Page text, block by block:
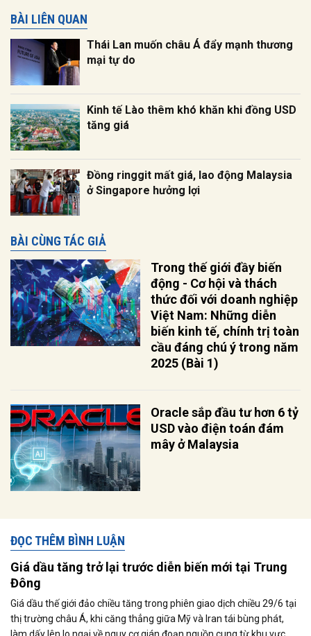
BÀI LIÊN QUAN
Thái Lan muốn châu Á đẩy mạnh thương
mại tự do
Kinh tế Lào thêm khó khăn khi đồng USD
tăng giá
Đồng ringgit mất giá, lao động Malaysia
ở Singapore hưởng lợi
BÀI CÙNG TÁC GIẢ
Trong thế giới đầy biến
động - Cơ hội và thách
thức đối với doanh nghiệp
Việt Nam: Những diễn
biến kinh tế, chính trị toàn
cầu đáng chú ý trong năm
2025 (Bài 1)
Oracle sắp đầu tư hơn 6 tỷ
USD vào điện toán đám
mây ở Malaysia
ĐỌC THÊM BÌNH LUẬN
Giá dầu tăng trở lại trước diễn biến mới tại Trung
Đông
Giá dầu thế giới đảo chiều tăng trong phiên giao dịch chiều 29/6 tại
thị trường châu Á, khi căng thẳng giữa Mỹ và Iran tái bùng phát,